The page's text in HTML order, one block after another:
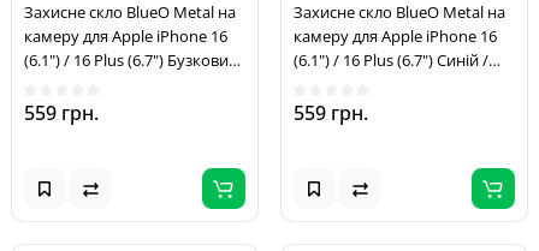
Захисне скло BlueO Metal на
камеру для Apple iPhone 16
(6.1") / 16 Plus (6.7") Бузковий
559 грн.
Захисне скло BlueO Metal на
камеру для Apple iPhone 16
(6.1") / 16 Plus (6.7") Синій /
559 грн.